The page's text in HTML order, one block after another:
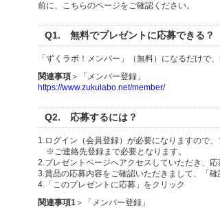
前に、こちらのページをご確認ください。
Q1. 無料でプレゼントに応募できる？
「ずくラボ！メンバー」（無料）になるだけで
関連事項 ＞「メンバー登録」
https://www.zukulabo.net/member/
Q2. 応募するには？
1.ログイン（会員登録）が必要になりますので
※ご連絡先登録まで必要となります。
2.プレゼントページへアクセスしていただき、
3.賞品の応募内容をご確認いただきまして、「
4.「このプレゼントに応募」をクリック
関連事項1 ＞「メンバー登録」